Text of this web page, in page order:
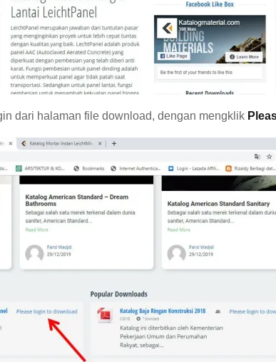
dari halaman file download, dengan mengklik